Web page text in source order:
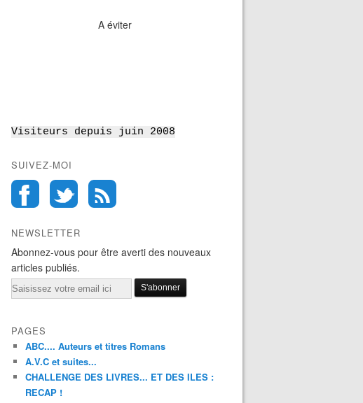
A éviter
Visiteurs depuis juin 2008
SUIVEZ-MOI
NEWSLETTER
Abonnez-vous pour être averti des nouveaux
articles publiés.
Email
PAGES
ABC.... Auteurs et titres Romans
A.V.C et suites...
CHALLENGE DES LIVRES... ET DES ILES :
RECAP !